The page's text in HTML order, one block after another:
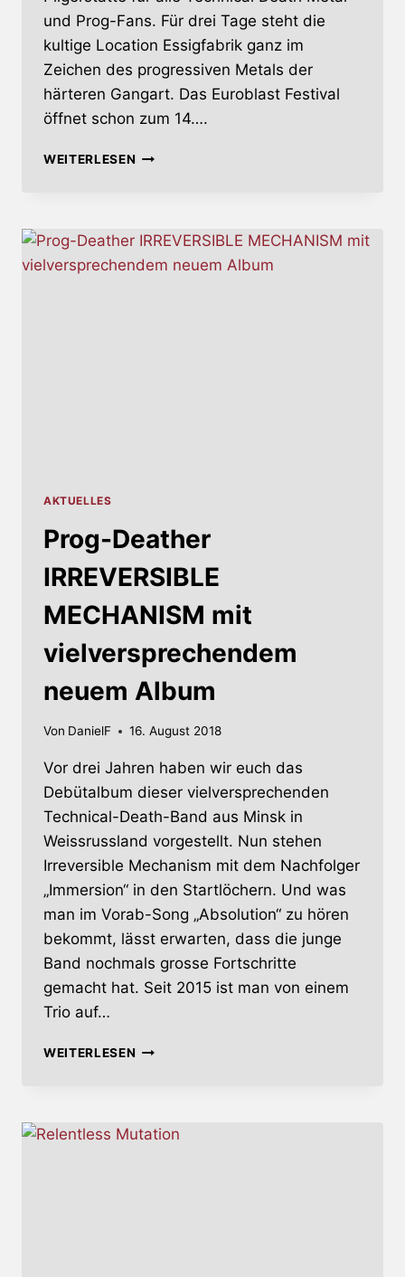
und Prog-Fans. Für drei Tage steht die
kultige Location Essigfabrik ganz im
Zeichen des progressiven Metals der
härteren Gangart. Das Euroblast Festival
öffnet schon zum 14….
WEITERLESENEUROBLAST
UND
RUNNING
AKTUELLES
Prog-Deather
IRREVERSIBLE
MECHANISM mit
vielversprechendem
neuem Album
Von DanielF 16. August 2018
Vor drei Jahren haben wir euch das
Debütalbum dieser vielversprechenden
Technical-Death-Band aus Minsk in
Weissrussland vorgestellt. Nun stehen
Irreversible Mechanism mit dem Nachfolger
„Immersion“ in den Startlöchern. Und was
man im Vorab-Song „Absolution“ zu hören
bekommt, lässt erwarten, dass die junge
Band nochmals grosse Fortschritte
gemacht hat. Seit 2015 ist man von einem
Trio auf…
WEITERLESENPROG-
VIELVERSPRECHENDEM